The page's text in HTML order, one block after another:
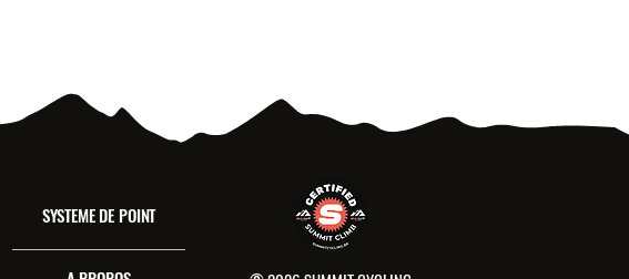
SYSTEME DE POINT